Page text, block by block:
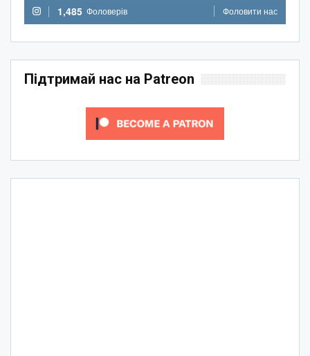
1,485 Фоловерів Фоловити нас
Підтримай нас на Patreon